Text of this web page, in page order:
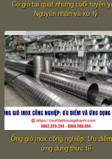
Có gió tại quạt nhưng cuối tuyến
Nguyên nhân và xử lý
Ống gió inox công nghiệp: Ưu
ứng dụng thực tế